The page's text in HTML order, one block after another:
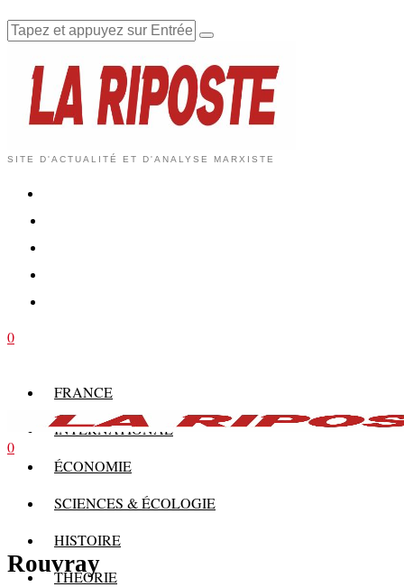
SITE D'ACTUALITÉ ET D'ANALYSE MARXISTE
0
FRANCE
INTERNATIONAL
ÉCONOMIE
SCIENCES & ÉCOLOGIE
HISTOIRE
THÉORIE
0
Rouvray